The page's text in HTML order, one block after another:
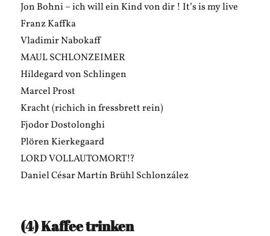
Jon Bohni – ich will ein Kind von dir ! It’s is my live
Franz Kaffka
Vladimir Nabokaff
MAUL SCHLONZEIMER
Hildegard von Schlingen
Marcel Prost
Kracht (richich in fressbrett rein)
Fjodor Dostolonghi
Plören Kierkegaard
LORD VOLLAUTOMORT!?
Daniel César Martín Brühl Schlonzález
(4) Kaffee trinken